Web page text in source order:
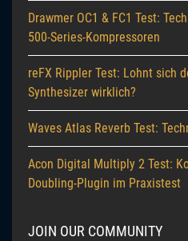
Drawmer OC1 & FC1 Test:
500-Series-Kompressoren
reFX Rippler Test: Lohnt sich
Synthesizer wirklich?
Waves Atlas Reverb Test:
Acon Digital Multiply 2 Test:
Doubling-Plugin im Praxistest
JOIN OUR COMMUNITY